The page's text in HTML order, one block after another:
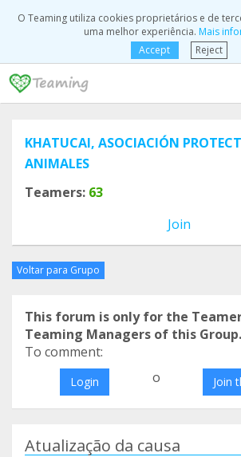
O Teaming utiliza cookies proprietários e de
uma melhor experiência. Mais
Accept
Reject
KHATUCAI, ASOCIACIÓN
ANIMALES
Teamers: 63
Join
Voltar para Grupo
This forum is only for the
Teaming Managers of this Group.
To comment:
Login o Join
Atualização da causa